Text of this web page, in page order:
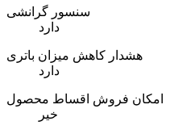
سنسور گرانشی
دارد
هشدار کاهش میزان باتری
دارد
امکان فروش اقساط محصول
خیر